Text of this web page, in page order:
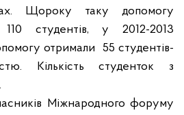
Щороку таку допомогу
студентів, у 2012-2013
отримали
55 студентів-
Кількість студенток з
Міжнародного форуму